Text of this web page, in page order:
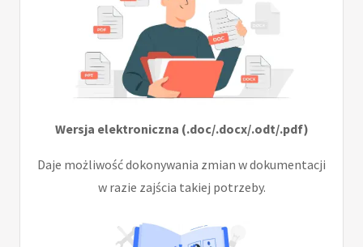
Wersja elektroniczna (.doc/.docx/.odt/.pdf)
Daje możliwość dokonywania zmian w dokumentacji
w razie zajścia takiej potrzeby.